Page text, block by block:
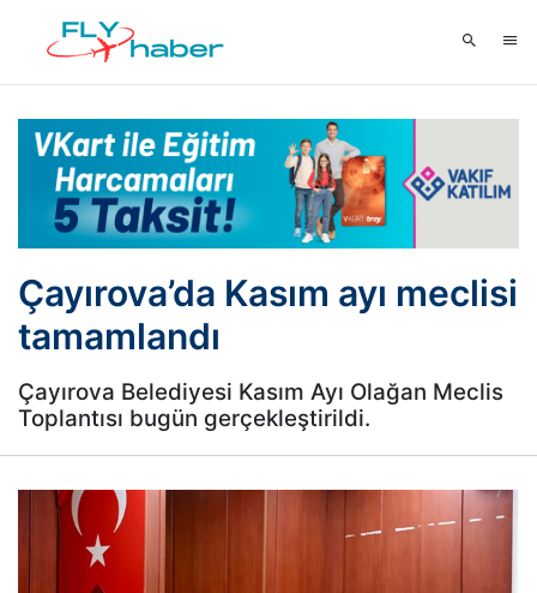
Çayırova’da Kasım ayı meclisi
tamamlandı
Çayırova Belediyesi Kasım Ayı Olağan Meclis
Toplantısı bugün gerçekleştirildi.